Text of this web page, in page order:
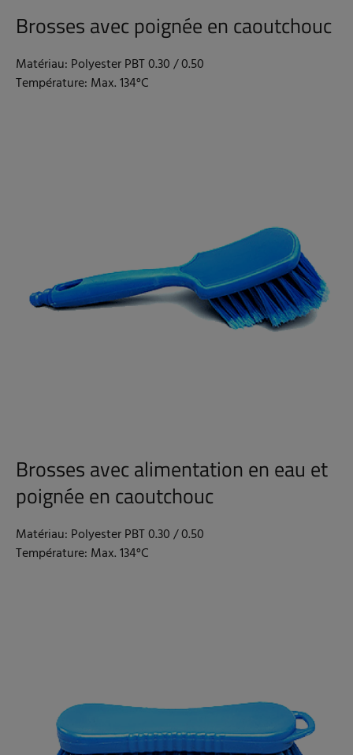
Brosses avec poignée en caoutchouc
Matériau: Polyester PBT 0.30 / 0.50
Température: Max. 134°C
Brosses avec alimentation en eau et
poignée en caoutchouc
Matériau: Polyester PBT 0.30 / 0.50
Température: Max. 134°C